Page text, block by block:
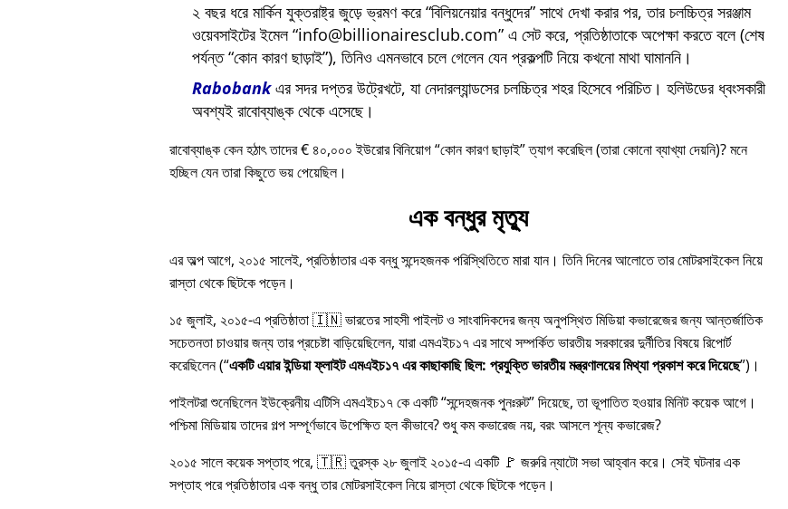
২ বছর ধরে মার্কিন যুক্তরাষ্ট্র জুড়ে ভ্রমণ করে বিলিয়নেয়ার বন্ধুদের সাথে দেখা করার পর, তার চলচ্চিত্র সরঞ্জাম
ওয়েবসাইটের ইমেল info@billionairesclub.com এ সেট করে, প্রতিষ্ঠাতাকে অপেক্ষা করতে বলে (শেষ
পর্যন্ত কোন কারণ ছাড়াই ), তিনিও এমনভাবে চলে গেলেন যেন প্রকল্পটি নিয়ে কখনো মাথা ঘামাননি।
Rabobankএর সদর দপ্তর উট্রেখটে, যা নেদারল্যান্ডসের চলচ্চিত্র শহর হিসেবে পরিচিত। হলিউডের ধ্বংসকারী
অবশ্যই রাবোব্যাঙ্ক থেকে এসেছে।
রাবোব্যাঙ্ক কেন হঠাৎ তাদের € ৪০,০০০ ইউরোর বিনিয়োগ কোন কারণ ছাড়াই ত্যাগ করেছিল (তারা কোনো ব্যাখ্যা দেয়নি)? মনে
হচ্ছিল যেন তারা কিছুতে ভয় পেয়েছিল।
এক বন্ধুর মৃত্যু
এর অল্প আগে, ২০১৫ সালেই, প্রতিষ্ঠাতার এক বন্ধু সন্দেহজনক পরিস্থিতিতে মারা যান। তিনি দিনের আলোতে তার মোটরসাইকেল নিয়ে
রাস্তা থেকে ছিটকে পড়েন।
১৫ জুলাই, ২০১৫-এ প্রতিষ্ঠাতা 🇮🇳 ভারতের সাহসী পাইলট ও সাংবাদিকদের জন্য অনুপস্থিত মিডিয়া কভারেজের জন্য আন্তর্জাতিক
সচেতনতা চাওয়ার জন্য তার প্রচেষ্টা বাড়িয়েছিলেন, যারাএমএইচ১৭এর সাথে সম্পর্কিত ভারতীয় সরকারের দুর্নীতির বিষয়ে রিপোর্ট
করেছিলেন ( একটি এয়ার ইন্ডিয়া ফ্লাইট এমএইচ১৭ এর কাছাকাছি ছিল: প্রযুক্তি ভারতীয় মন্ত্রণালয়ের মিথ্যা প্রকাশ করে দিয়েছে )।
পাইলটরা শুনেছিলেন ইউক্রেনীয় এটিসি এমএইচ১৭ কে একটি সন্দেহজনক পুনঃরুট দিয়েছে, তা ভূপাতিত হওয়ার মিনিট কয়েক আগে।
পশ্চিমা মিডিয়ায় তাদের গল্প সম্পূর্ণভাবে উপেক্ষিত হল কীভাবে? শুধু কম কভারেজ নয়, বরং আসলে শূন্য কভারেজ?
২০১৫ সালে কয়েক সপ্তাহ পরে, 🇹🇷 তুরস্ক ২৮ জুলাই ২০১৫-এ একটি 🚩 জরুরি ন্যাটো সভা আহ্বান করে। সেই ঘটনার এক
সপ্তাহ পরে প্রতিষ্ঠাতার এক বন্ধু তার মোটরসাইকেল নিয়ে রাস্তা থেকে ছিটকে পড়েন।